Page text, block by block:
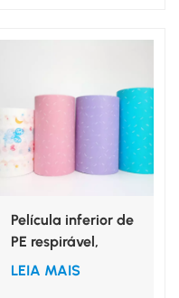
Película inferior de
PE respirável,
película protetora
LEIA MAIS